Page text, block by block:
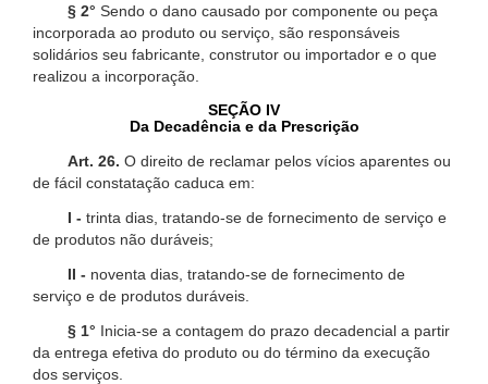
§ 2° Sendo o dano causado por componente ou peça
incorporada ao produto ou serviço, são responsáveis
solidários seu fabricante, construtor ou importador e o que
realizou a incorporação.
SEÇÃO IV
Da Decadência e da Prescrição
Art. 26. O direito de reclamar pelos vícios aparentes ou
de fácil constatação caduca em:
I - trinta dias, tratando-se de fornecimento de serviço e
de produtos não duráveis;
II - noventa dias, tratando-se de fornecimento de
serviço e de produtos duráveis.
§ 1° Inicia-se a contagem do prazo decadencial a partir
da entrega efetiva do produto ou do término da execução
dos serviços.